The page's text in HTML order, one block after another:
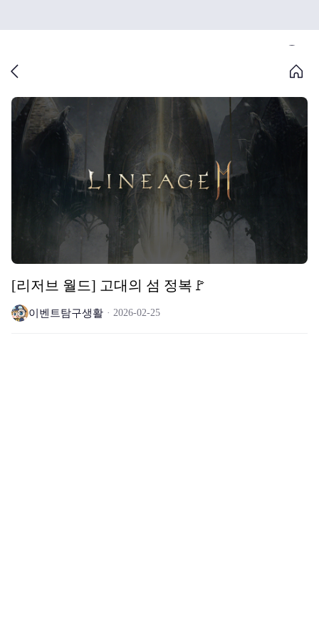
[리저브 월드] 고대의 섬 정복🚩
이벤트탐구생활 2026-02-25